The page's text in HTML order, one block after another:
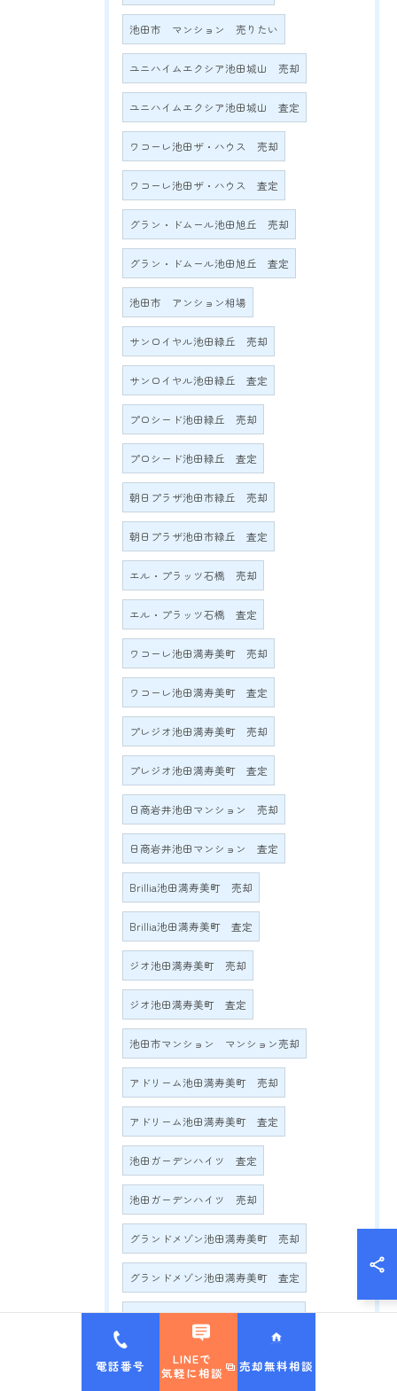
池田市 マンション 売りたい
ユニハイムエクシア池田城山 売却
ユニハイムエクシア池田城山 査定
ワコーレ池田ザ・ハウス 売却
ワコーレ池田ザ・ハウス 査定
グラン・ドムール池田旭丘 売却
グラン・ドムール池田旭丘 査定
池田市 アンション相場
サンロイヤル池田緑丘 売却
サンロイヤル池田緑丘 査定
プロシード池田緑丘 売却
プロシード池田緑丘 査定
朝日プラザ池田市緑丘 売却
朝日プラザ池田市緑丘 査定
エル・プラッツ石橋 売却
エル・プラッツ石橋 査定
ワコーレ池田満寿美町 売却
ワコーレ池田満寿美町 査定
プレジオ池田満寿美町 売却
プレジオ池田満寿美町 査定
日商岩井池田マンション 売却
日商岩井池田マンション 査定
Brillia池田満寿美町 売却
Brillia池田満寿美町 査定
ジオ池田満寿美町 売却
ジオ池田満寿美町 査定
池田市マンション マンション売却
アドリーム池田満寿美町 売却
アドリーム池田満寿美町 査定
池田ガーデンハイツ 査定
池田ガーデンハイツ 売却
グランドメゾン池田満寿美町 売却
グランドメゾン池田満寿美町 査定
グランドメゾン満寿美町2016 売却
グランドメゾン満寿美町2016 査定
電話番号
LINEで
気軽に相談
売却無料相談